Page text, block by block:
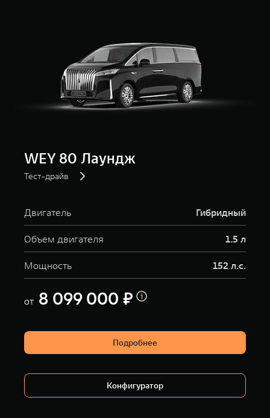
WEY 80 Лаундж
Тест-драйв
Двигатель Гибридный
Объем двигателя 1.5 л
Мощность 152 л.с.
от 8 099 000 ₽
Подробнее
Конфигуратор